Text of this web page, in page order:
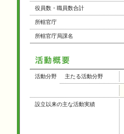
役員数・職員数合計
所轄官庁
所轄官庁局課名
活動分野 主たる活動分野
設立以来の主な活動実績